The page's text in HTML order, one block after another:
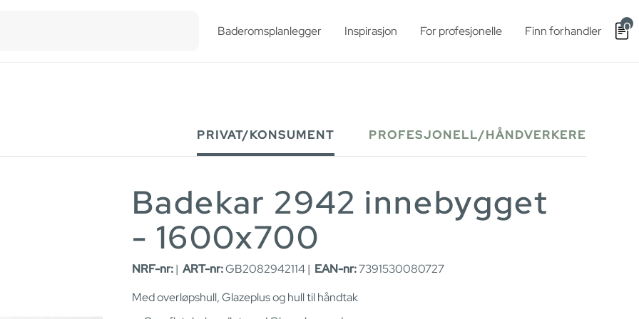
Baderomsplanlegger Inspirasjon For profesjonelle Finn forhandler 0
PRIVAT/KONSUMENT PROFESJONELL/HÅNDVERKERE
Badekar 2942 innebygget
- 1600x700
NRF-nr:| ART-nr:GB2082942114 | EAN-nr:7391530080727
Med overløpshull, Glazeplus og hull til håndtak